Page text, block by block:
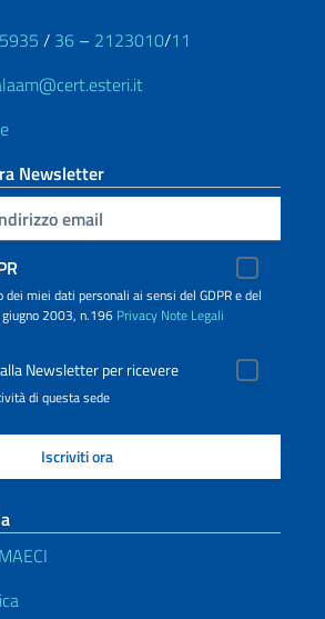
/ 36 – 2123010/11
Newsletter
miei dati personali ai sensi del GDPR e del
2003, n.196 Privacy Note Legali
Newsletter per ricevere
di questa sede